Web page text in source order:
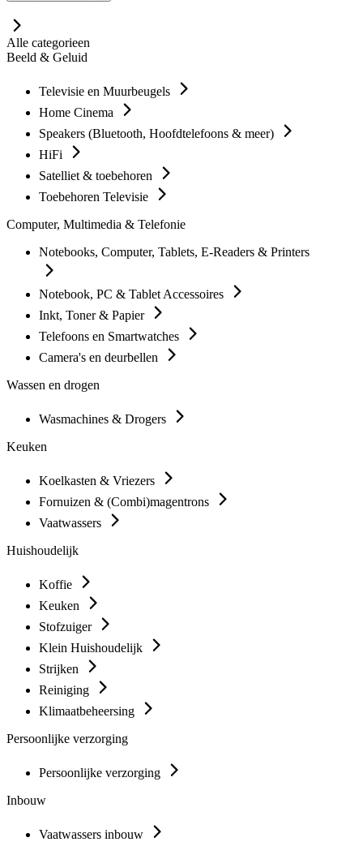
Alle categorieen
Beeld & Geluid
Televisie en Muurbeugels
Home Cinema
Speakers (Bluetooth, Hoofdtelefoons & meer)
HiFi
Satelliet & toebehoren
Toebehoren Televisie
Computer, Multimedia & Telefonie
Notebooks, Computer, Tablets, E-Readers & Printers
Notebook, PC & Tablet Accessoires
Inkt, Toner & Papier
Telefoons en Smartwatches
Camera's en deurbellen
Wassen en drogen
Wasmachines & Drogers
Keuken
Koelkasten & Vriezers
Fornuizen & (Combi)magentrons
Vaatwassers
Huishoudelijk
Koffie
Keuken
Stofzuiger
Klein Huishoudelijk
Strijken
Reiniging
Klimaatbeheersing
Persoonlijke verzorging
Persoonlijke verzorging
Inbouw
Vaatwassers inbouw